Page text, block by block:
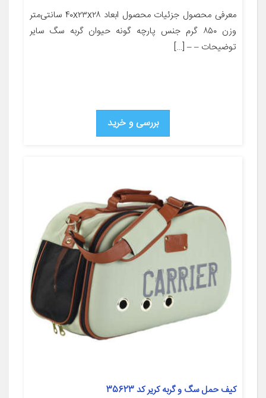
معرفی محصول جزئیات محصول ابعاد ۴۰x۲۳x۲۸ سانتی‌متر
وزن ۸۵۰ گرم جنس پارچه گونه حیوان گربه سگ سایر
توضیحات – – […]
بررسی و خرید
کیف حمل سگ و گربه کریر کد 35623